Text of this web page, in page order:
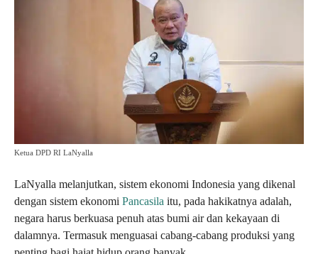
Ketua DPD RI LaNyalla
LaNyalla melanjutkan, sistem ekonomi Indonesia yang dikenal
dengan sistem ekonomi Pancasila itu, pada hakikatnya adalah,
negara harus berkuasa penuh atas bumi air dan kekayaan di
dalamnya. Termasuk menguasai cabang-cabang produksi yang